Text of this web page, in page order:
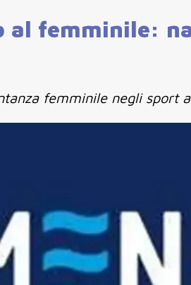
al femminile:
femminile negli sport